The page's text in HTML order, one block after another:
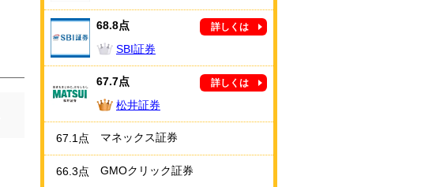
68.8点 詳しくは
SBI証券
67.7点 詳しくは
松井証券
67.1点 マネックス証券
66.3点 GMOクリック証券